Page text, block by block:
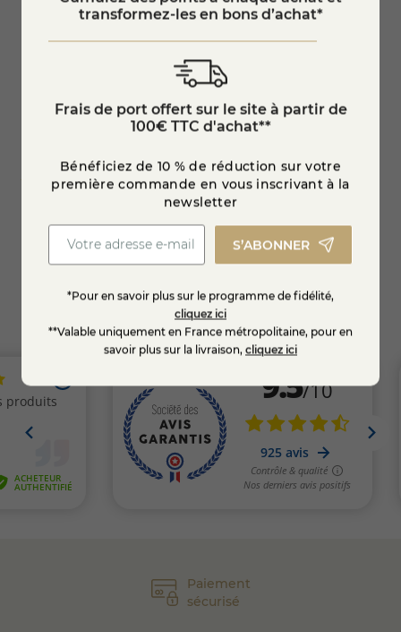
(3 avis)
Pur jus de fruits artisanal
Ajouter au panier
Pur jus de fruits artisanal
4,75 €
Ajouter au panier
Paiement
sécurisé
transformez-les en bons d’achat*
Frais de port offert sur le site à partir de
100€ TTC d'achat**
Bénéficiez de 10 % de réduction sur votre
première commande en vous inscrivant à la
newsletter
S’ABONNER
*Pour en savoir plus sur le programme de fidélité,
cliquez ici
**Valable uniquement en France métropolitaine, pour en
savoir plus sur la livraison, cliquez ici